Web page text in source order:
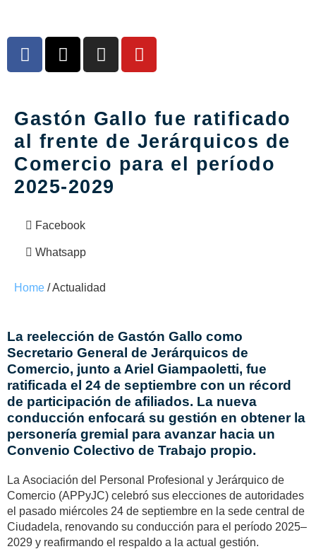
Gastón Gallo fue ratificado
al frente de Jerárquicos de
Comercio para el período
2025-2029
Facebook
Whatsapp
Home / Actualidad
La reelección de Gastón Gallo como
Secretario General de Jerárquicos de
Comercio, junto a Ariel Giampaoletti, fue
ratificada el 24 de septiembre con un récord
de participación de afiliados. La nueva
conducción enfocará su gestión en obtener la
personería gremial para avanzar hacia un
Convenio Colectivo de Trabajo propio.
La Asociación del Personal Profesional y Jerárquico de
Comercio (APPyJC) celebró sus elecciones de autoridades
el pasado miércoles 24 de septiembre en la sede central de
Ciudadela, renovando su conducción para el período 2025–
2029 y reafirmando el respaldo a la actual gestión.